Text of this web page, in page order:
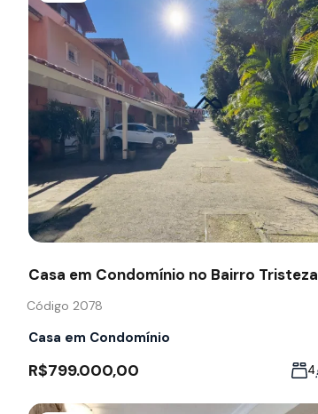
Casa em Condomínio no Bairro Tristeza
Código 2078
Casa em Condomínio
R$799.000,00 4